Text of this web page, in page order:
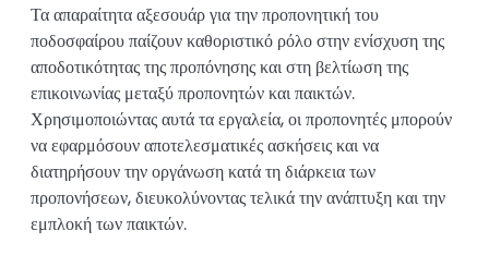
Τα απαραίτητα αξεσουάρ για την προπονητική του
ποδοσφαίρου παίζουν καθοριστικό ρόλο στην ενίσχυση της
αποδοτικότητας της προπόνησης και στη βελτίωση της
επικοινωνίας μεταξύ προπονητών και παικτών.
Χρησιμοποιώντας αυτά τα εργαλεία, οι προπονητές μπορούν
να εφαρμόσουν αποτελεσματικές ασκήσεις και να
διατηρήσουν την οργάνωση κατά τη διάρκεια των
προπονήσεων, διευκολύνοντας τελικά την ανάπτυξη και την
εμπλοκή των παικτών.